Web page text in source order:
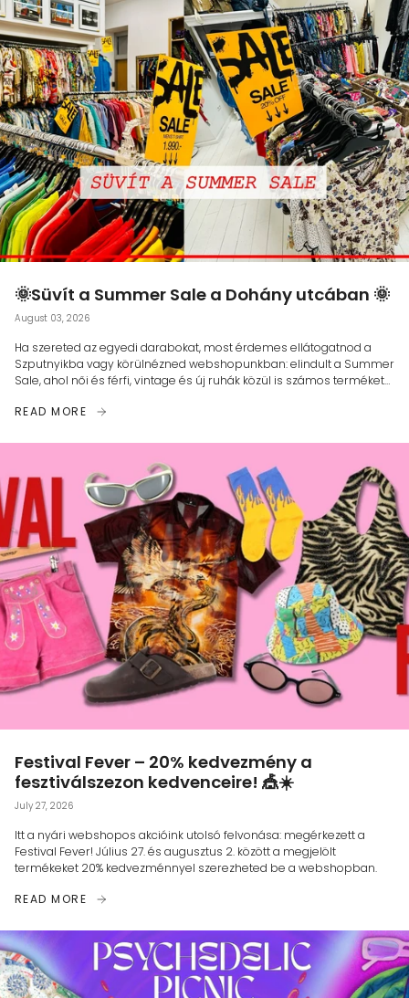
🌞Süvít a Summer Sale a Dohány utcában 🌞
August 03, 2026
Ha szereted az egyedi darabokat, most érdemes ellátogatnod a
Szputnyikba vagy körülnézned webshopunkban: elindult a Summer
Sale, ahol női és férfi, vintage és új ruhák közül is számos terméket
READ MORE
Festival Fever – 20% kedvezmény a
fesztiválszezon kedvenceire! 🎪☀️
July 27, 2026
Itt a nyári webshopos akcióink utolsó felvonása: megérkezett a
Festival Fever! Július 27. és augusztus 2. között a megjelölt
termékeket 20% kedvezménnyel szerezheted be a webshopban.
READ MORE